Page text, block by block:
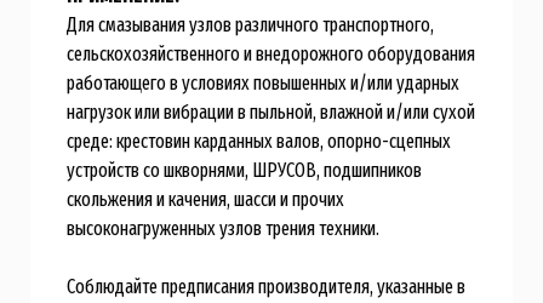
Для смазывания узлов различного транспортного,
сельскохозяйственного и внедорожного оборудования
работающего в условиях повышенных и/или ударных
нагрузок или вибрации в пыльной, влажной и/или сухой
среде: крестовин карданных валов, опорно-сцепных
устройств со шкворнями, ШРУСОВ, подшипников
скольжения и качения, шасси и прочих
высоконагруженных узлов трения техники.
Соблюдайте предписания производителя, указанные в